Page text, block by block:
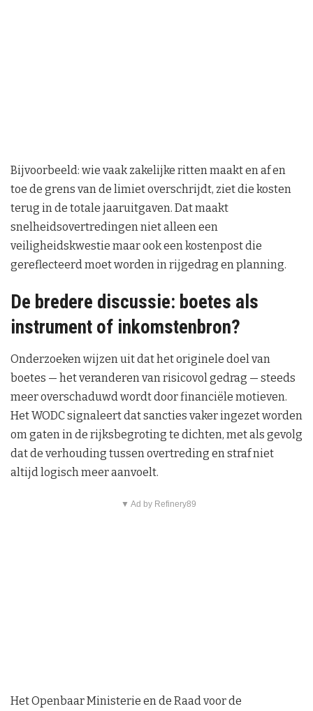
Bijvoorbeeld: wie vaak zakelijke ritten maakt en af en
toe de grens van de limiet overschrijdt, ziet die kosten
terug in de totale jaaruitgaven. Dat maakt
snelheidsovertredingen niet alleen een
veiligheidskwestie maar ook een kostenpost die
gereflecteerd moet worden in rijgedrag en planning.
De bredere discussie: boetes als
instrument of inkomstenbron?
Onderzoeken wijzen uit dat het originele doel van
boetes — het veranderen van risicovol gedrag — steeds
meer overschaduwd wordt door financiële motieven.
Het WODC signaleert dat sancties vaker ingezet worden
om gaten in de rijksbegroting te dichten, met als gevolg
dat de verhouding tussen overtreding en straf niet
altijd logisch meer aanvoelt.
▼ Ad by Refinery89
Het Openbaar Ministerie en de Raad voor de